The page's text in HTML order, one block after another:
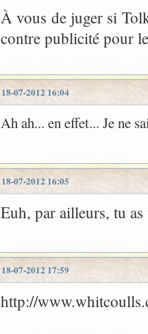
À vous de juger si
contre publicité pour
18-07-2012 16:04
Ah ah... en effet... Je ne
18-07-2012 16:05
Euh, par ailleurs, tu
18-07-2012 17:59
http://